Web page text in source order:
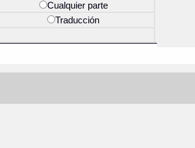
Cualquier parte
Traducción